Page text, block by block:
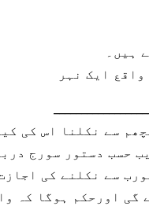
سے نکلنا اس کی
حسب دستور سورج
سے نکلنے کی
گی اورحکم ہوگا کہ